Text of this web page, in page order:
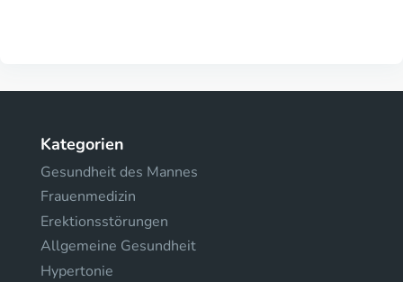
Kategorien
Gesundheit des Mannes
Frauenmedizin
Erektionsstörungen
Allgemeine Gesundheit
Hypertonie